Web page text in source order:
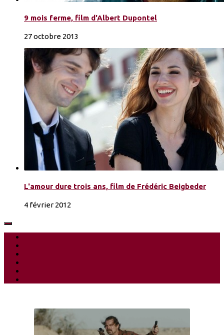
9 mois ferme, film d'Albert Dupontel
27 octobre 2013
L'amour dure trois ans, film de Frédéric Beigbeder
4 février 2012